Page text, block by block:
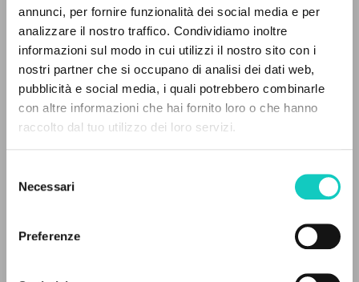
annunci, per fornire funzionalità dei social media e per
analizzare il nostro traffico. Condividiamo inoltre
informazioni sul modo in cui utilizzi il nostro sito con i
nostri partner che si occupano di analisi dei dati web,
pubblicità e social media, i quali potrebbero combinarle
con altre informazioni che hai fornito loro o che hanno
raccolto dal tuo utilizzo dei loro servizi.
delNecessari
Preferenze
Russian
Litterae Communionis-Sled
2003
09/04/2020
0RESULTS FOUND
MORE RESULTS